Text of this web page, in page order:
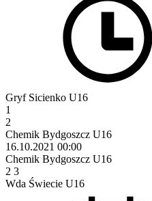
Gryf Sicienko U16
1
2
Chemik Bydgoszcz U16
16.10.2021 00:00
Chemik Bydgoszcz U16
2 3
Wda Świecie U16